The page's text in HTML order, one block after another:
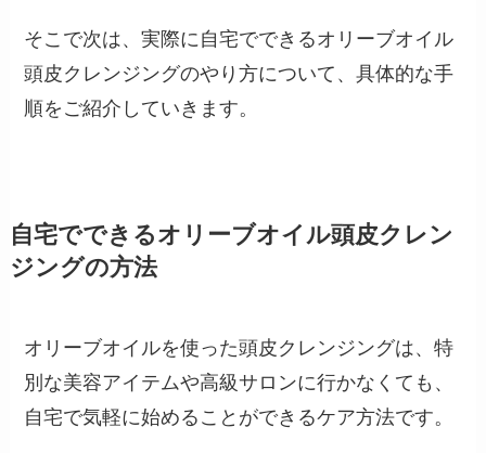
そこで次は、実際に自宅でできるオリーブオイル
頭皮クレンジングのやり方について、具体的な手
順をご紹介していきます。
自宅でできるオリーブオイル頭皮クレン
ジングの方法
オリーブオイルを使った頭皮クレンジングは、特
別な美容アイテムや高級サロンに行かなくても、
自宅で気軽に始めることができるケア方法です。